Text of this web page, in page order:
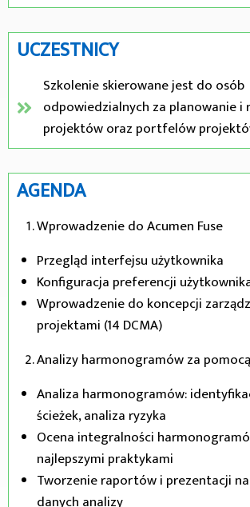
UCZESTNICY
Szkolenie skierowane jest do osób
odpowiedzialnych za planowanie i
projektów oraz portfelów
AGENDA
Wprowadzenie do Acumen Fuse
Przegląd interfejsu użytkownika
Konfiguracja preferencji
Wprowadzenie do koncepcji
projektami (14 DCMA)
Analizy harmonogramów za
Analiza harmonogramów:
ścieżek, analiza ryzyka
Ocena integralności
najlepszymi praktykami
Tworzenie raportów i prezentacji
danych analizy